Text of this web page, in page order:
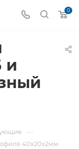
0
и
—
40х20х2мм